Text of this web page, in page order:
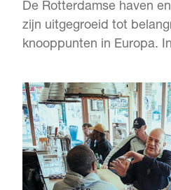
De Rotterdamse haven
zijn uitgegroeid tot
knooppunten in Europa.
nationale vliegveld
496.000 vliegtuigen. Dat
zeeschepen en 1393
de overheid en het